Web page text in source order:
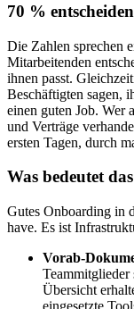
70 %
Die Zahlen sprechen
Mitarbeitenden
ihnen passt.
Beschäftigten sagen,
einen guten Job. Wer
und Verträge
ersten Tagen, durch
Was bedeutet
Gutes Onboarding in
have. Es ist
Vorab-
Teammitglieder
Übersicht
eingesetzte